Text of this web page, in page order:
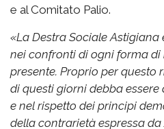
e al Comitato Palio.
«La Destra Sociale
nei confronti di ogni forma
presente. Proprio per questo
di questi giorni debba
e nel rispetto dei principi
della contrarietà espressa da